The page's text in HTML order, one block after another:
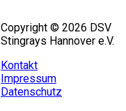
Copyright © 2026 DSV
Stingrays Hannover e.V.
Kontakt
Impressum
Datenschutz